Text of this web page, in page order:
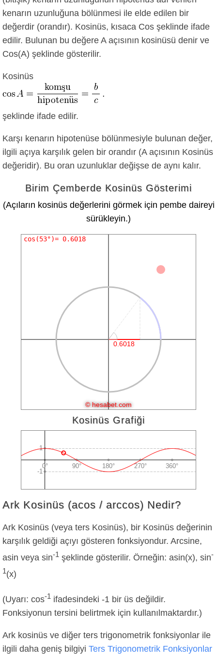
kenarın uzunluğuna bölünmesi ile elde edilen bir
değerdir (orandır). Kosinüs, kısaca Cos şeklinde ifade
edilir. Bulunan bu değere A açısının kosinüsü denir ve
Cos(A) şeklinde gösterilir.
Kosinüs
şeklinde ifade edilir.
Karşı kenarın hipotenüse bölünmesiyle bulunan değer,
ilgili açıya karşılık gelen bir orandır (A açısının Kosinüs
değeridir). Bu oran uzunluklar değişse de aynı kalır.
Birim Çemberde Kosinüs Gösterimi
(Açıların kosinüs değerlerini görmek için pembe daireyi
sürükleyin.)
Kosinüs Grafiği
Ark Kosinüs (acos / arccos) Nedir?
Ark Kosinüs (veya ters Kosinüs), bir Kosinüs değerinin
karşılık geldiği açıyı gösteren fonksiyondur. Arcsine,
asin veya sin-1 şeklinde gösterilir. Örneğin: asin(x), sin-
1(x)
(Uyarı: cos-1 ifadesindeki -1 bir üs değildir.
Fonksiyonun tersini belirtmek için kullanılmaktardır.)
Ark kosinüs ve diğer ters trigonometrik fonksiyonlar ile
ilgili daha geniş bilgiyi Ters Trigonometrik Fonksiyonlar